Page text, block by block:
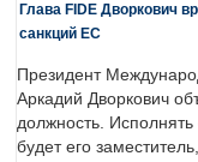
Глава FIDE Дворкович
санкций ЕС
Президент
Аркадий Дворкович
должность. Исполнять
будет его